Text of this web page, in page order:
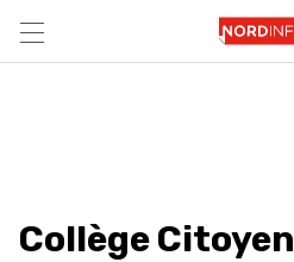
Collège Citoyen